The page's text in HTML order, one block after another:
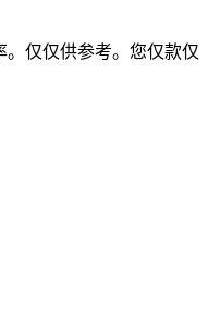
仅仅供参考。您仅款仅